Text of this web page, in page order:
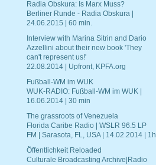
Radia Obskura: Is Marx Muss?
Berliner Runde - Radia Obskura |
24.06.2015 | 60 min.
Interview with Marina Sitrin and Dario
Azzellini about their new book 'They
can't represent us!'
22.08.2014 | Upfront, KPFA.org
Fußball-WM im WUK
WUK-RADIO: Fußball-WM im WUK |
16.06.2014 | 30 min
The grassroots of Venezuela
Florida Caribe Radio | WSLR 96.5 LP
FM | Sarasota, FL, USA | 14.02.2014 | 1h
Öffentlichkeit Reloaded
Culturale Broadcasting Archive|Radio